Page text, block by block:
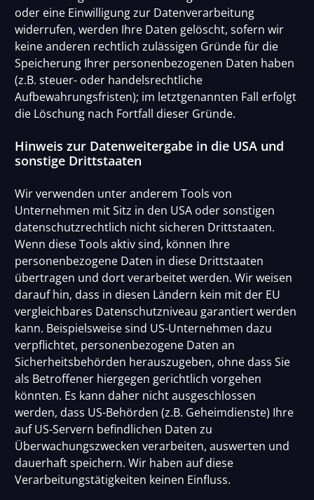
oder eine Einwilligung zur Datenverarbeitung
widerrufen, werden Ihre Daten gelöscht, sofern wir
keine anderen rechtlich zulässigen Gründe für die
Speicherung Ihrer personenbezogenen Daten haben
(z.B. steuer- oder handelsrechtliche
Aufbewahrungsfristen); im letztgenannten Fall erfolgt
die Löschung nach Fortfall dieser Gründe.
Hinweis zur Datenweitergabe in die USA und
sonstige Drittstaaten
Wir verwenden unter anderem Tools von
Unternehmen mit Sitz in den USA oder sonstigen
datenschutzrechtlich nicht sicheren Drittstaaten.
Wenn diese Tools aktiv sind, können Ihre
personenbezogene Daten in diese Drittstaaten
übertragen und dort verarbeitet werden. Wir weisen
darauf hin, dass in diesen Ländern kein mit der EU
vergleichbares Datenschutzniveau garantiert werden
kann. Beispielsweise sind US-Unternehmen dazu
verpflichtet, personenbezogene Daten an
Sicherheitsbehörden herauszugeben, ohne dass Sie
als Betroffener hiergegen gerichtlich vorgehen
könnten. Es kann daher nicht ausgeschlossen
werden, dass US-Behörden (z.B. Geheimdienste) Ihre
auf US-Servern befindlichen Daten zu
Überwachungszwecken verarbeiten, auswerten und
dauerhaft speichern. Wir haben auf diese
Verarbeitungstätigkeiten keinen Einfluss.